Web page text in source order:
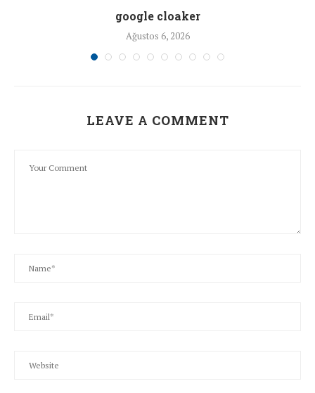
google cloaker
Ağustos 6, 2026
LEAVE A COMMENT